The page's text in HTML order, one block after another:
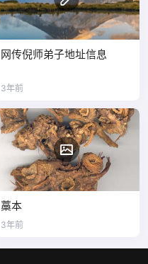
网传倪师弟子地址信息
3年前
藁本
3年前